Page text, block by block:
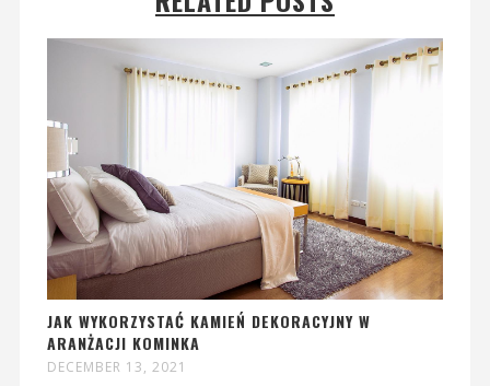
JAK WYKORZYSTAĆ KAMIEŃ DEKORACYJNY W
ARANŻACJI KOMINKA
DECEMBER 13, 2021